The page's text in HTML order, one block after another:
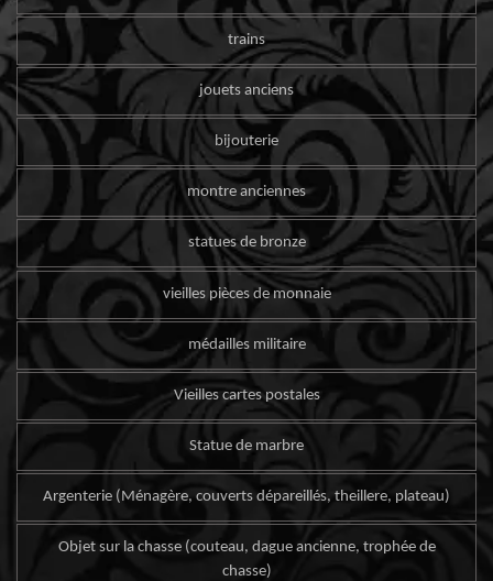
trains
jouets anciens
bijouterie
montre anciennes
statues de bronze
vieilles pièces de monnaie
médailles militaire
Vieilles cartes postales
Statue de marbre
Argenterie (Ménagère, couverts dépareillés, theillere, plateau)
Objet sur la chasse (couteau, dague ancienne, trophée de
chasse)